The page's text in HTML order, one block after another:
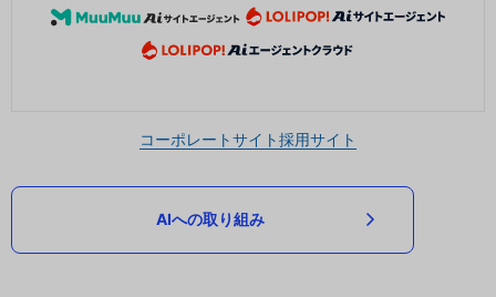
コーポレートサイト採用サイト
AIへの取り組み